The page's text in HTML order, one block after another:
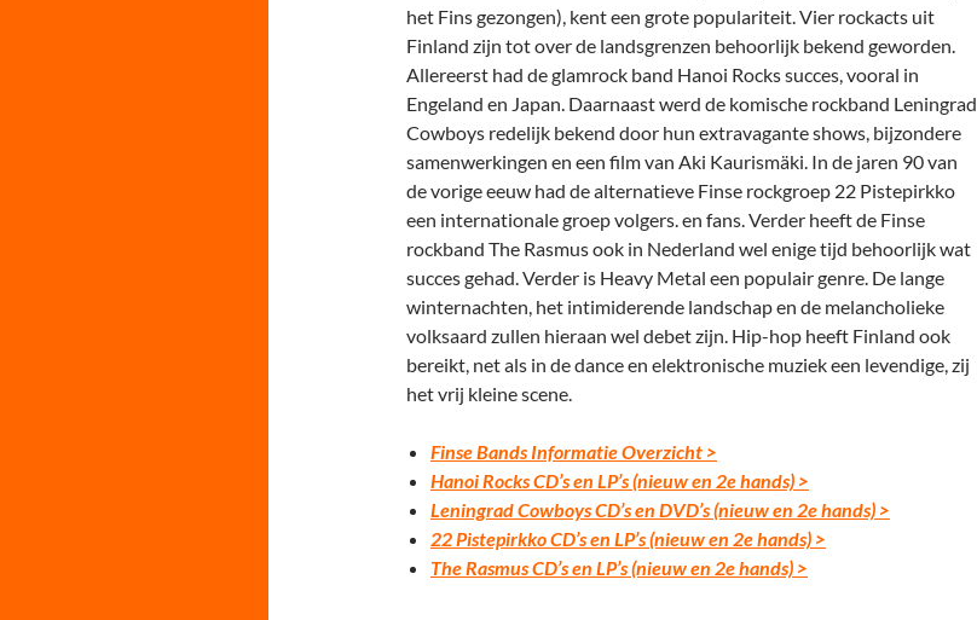
het Fins gezongen), kent een grote populariteit. Vier rockacts uit
Finland zijn tot over de landsgrenzen behoorlijk bekend geworden.
Allereerst had de glamrock band Hanoi Rocks succes, vooral in
Engeland en Japan. Daarnaast werd de komische rockband Leningrad
Cowboys redelijk bekend door hun extravagante shows, bijzondere
samenwerkingen en een film van Aki Kaurismäki. In de jaren 90 van
de vorige eeuw had de alternatieve Finse rockgroep 22 Pistepirkko
een internationale groep volgers. en fans. Verder heeft de Finse
rockband The Rasmus ook in Nederland wel enige tijd behoorlijk wat
succes gehad. Verder is Heavy Metal een populair genre. De lange
winternachten, het intimiderende landschap en de melancholieke
volksaard zullen hieraan wel debet zijn. Hip-hop heeft Finland ook
bereikt, net als in de dance en elektronische muziek een levendige, zij
het vrij kleine scene.
Finse Bands Informatie Overzicht >
Hanoi Rocks CD’s en LP’s (nieuw en 2e hands) >
Leningrad Cowboys CD’s en DVD’s (nieuw en 2e hands) >
22 Pistepirkko CD’s en LP’s (nieuw en 2e hands) >
The Rasmus CD’s en LP’s (nieuw en 2e hands) >